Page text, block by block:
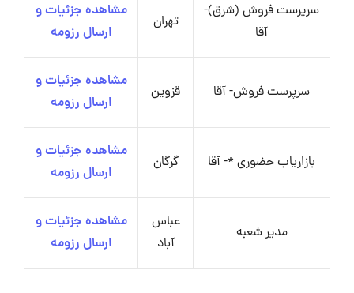
سرپرست فروش (شرق)-
آقا
تهران
مشاهده جزئیات و
ارسال رزومه
سرپرست فروش- آقا قزوین
مشاهده جزئیات و
ارسال رزومه
بازاریاب حضوری *- آقا گرگان
مشاهده جزئیات و
ارسال رزومه
مدیر شعبه
عباس
آباد
مشاهده جزئیات و
ارسال رزومه